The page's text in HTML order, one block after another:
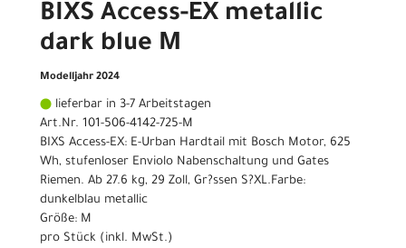
BIXS Access-EX metallic
dark blue M
Modelljahr 2024
lieferbar in 3-7 Arbeitstagen
Art.Nr. 101-506-4142-725-M
BIXS Access-EX: E-Urban Hardtail mit Bosch Motor, 625
Wh, stufenloser Enviolo Nabenschaltung und Gates
Riemen. Ab 27.6 kg, 29 Zoll, Gr?ssen S?XL.Farbe:
dunkelblau metallic
Größe: M
pro Stück (inkl. MwSt.)